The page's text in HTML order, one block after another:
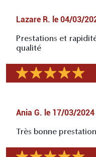
Lazare R. le 04/03/
Prestations et
qualité
Ania G. le 17/03/2024
Très bonne prestation